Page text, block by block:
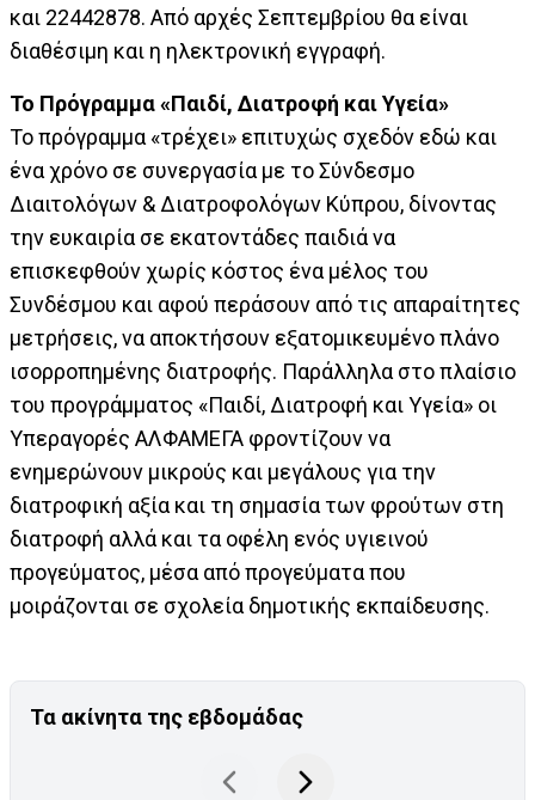
και 22442878. Από αρχές Σεπτεμβρίου θα είναι
διαθέσιμη και η ηλεκτρονική εγγραφή.
Το Πρόγραμμα «Παιδί, Διατροφή και Υγεία»
Το πρόγραμμα «τρέχει» επιτυχώς σχεδόν εδώ και
ένα χρόνο σε συνεργασία με το Σύνδεσμο
Διαιτολόγων & Διατροφολόγων Κύπρου, δίνοντας
την ευκαιρία σε εκατοντάδες παιδιά να
επισκεφθούν χωρίς κόστος ένα μέλος του
Συνδέσμου και αφού περάσουν από τις απαραίτητες
μετρήσεις, να αποκτήσουν εξατομικευμένο πλάνο
ισορροπημένης διατροφής. Παράλληλα στο πλαίσιο
του προγράμματος «Παιδί, Διατροφή και Υγεία» οι
Υπεραγορές ΑΛΦΑΜΕΓΑ φροντίζουν να
ενημερώνουν μικρούς και μεγάλους για την
διατροφική αξία και τη σημασία των φρούτων στη
διατροφή αλλά και τα οφέλη ενός υγιεινού
προγεύματος, μέσα από προγεύματα που
μοιράζονται σε σχολεία δημοτικής εκπαίδευσης.
Τα ακίνητα της εβδομάδας